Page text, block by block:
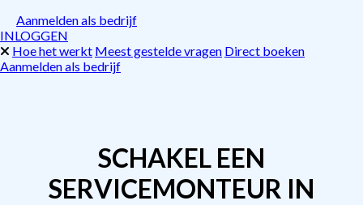
Aanmelden als bedrijf
INLOGGEN
Hoe het werkt Meest gestelde vragen Direct boeken
Aanmelden als bedrijf
SCHAKEL EEN
SERVICEMONTEUR IN